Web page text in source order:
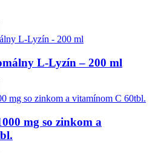
L‑Lyzín – 200 ml
mg so zinkom a